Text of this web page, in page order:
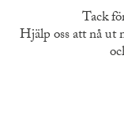
Tack
Hjälp oss att nå ut